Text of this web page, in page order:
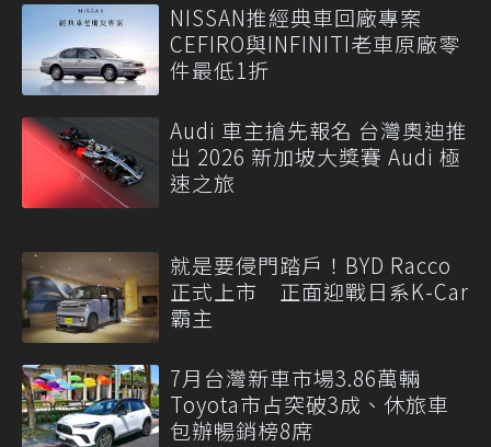
NISSAN推經典車回廠專案
CEFIRO與INFINITI老車原廠零
件最低1折
Audi 車主搶先報名 台灣奧迪推
出 2026 新加坡大獎賽 Audi 極
速之旅
就是要侵門踏戶！BYD Racco
正式上市 正面迎戰日系K-Car
霸主
7月台灣新車市場3.86萬輛
Toyota市占突破3成、休旅車
包辦暢銷榜8席